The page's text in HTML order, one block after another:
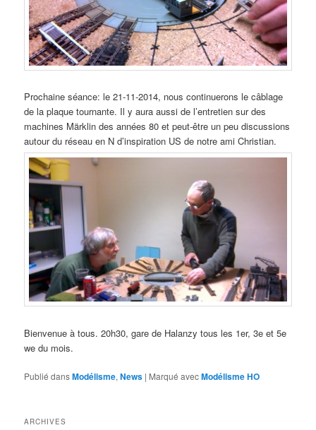
Prochaine séance: le 21-11-2014, nous continuerons le câblage
de la plaque tournante. Il y aura aussi de l’entretien sur des
machines Märklin des années 80 et peut-être un peu discussions
autour du réseau en N d’inspiration US de notre ami Christian.
Bienvenue à tous. 20h30, gare de Halanzy tous les 1er, 3e et 5e
we du mois.
Publié dansModélisme,News | Marqué avecModélisme HO
ARCHIVES